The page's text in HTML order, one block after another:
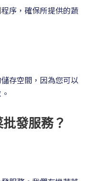
序，確保所提供的蔬
存空間，因為您可以
發服務？